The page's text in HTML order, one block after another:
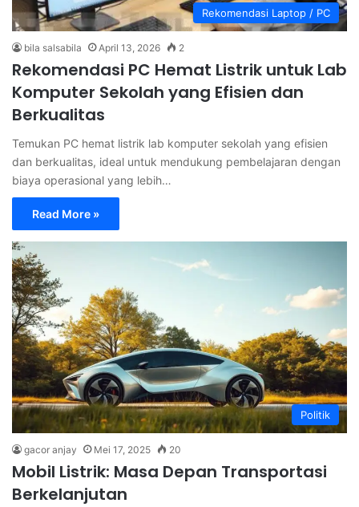
Rekomendasi Laptop / PC
bila salsabila April 13, 2026 2
Rekomendasi PC Hemat Listrik untuk Lab
Komputer Sekolah yang Efisien dan
Berkualitas
Temukan PC hemat listrik lab komputer sekolah yang efisien
dan berkualitas, ideal untuk mendukung pembelajaran dengan
biaya operasional yang lebih…
Read More »
Politik
gacor anjay Mei 17, 2025 20
Mobil Listrik: Masa Depan Transportasi
Berkelanjutan